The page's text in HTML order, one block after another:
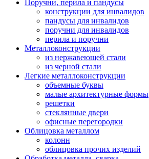
Поручни, перила и пандусы
конструкции для инвалидов
пандусы для инвалидов
поручни для инвалидов
перила и поручни
Металлоконструкции
из нержавеющей стали
из черной стали
Легкие металлоконструкции
объемные буквы
малые архитектурные формы
решетки
стеклянные двери
офисные перегородки
Облицовка металлом
колонн
облицовка прочих изделий